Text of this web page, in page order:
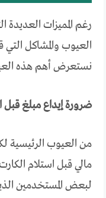
رغم المميزات
العيوب والمشاكل
نستعرض أهم هذه
ضرورة إيداع مبلغ قبل
من العيوب الرئيسية
مالي قبل استلام
لبعض المستخدمين